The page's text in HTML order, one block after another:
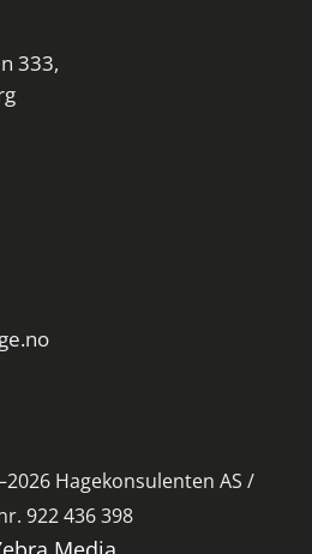
333,
Hagekonsulenten AS /
922 436 398